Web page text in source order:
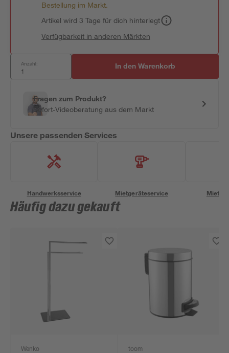
Bestellung im Markt.
Artikel wird 3 Tage für dich hinterlegt
Verfügbarkeit in anderen Märkten
Anzahl: In den Warenkorb
Fragen zum Produkt?
Sofort-Videoberatung aus dem Markt
Unsere passenden Services
Handwerksservice Mietgeräteservice
Häufig dazu gekauft
Wenko toom